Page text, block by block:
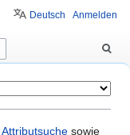
Attributsuche sowie
Deutsch Anmelden